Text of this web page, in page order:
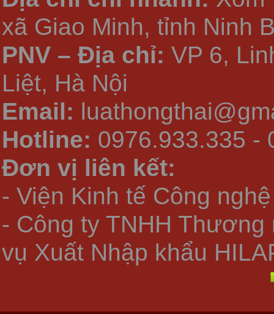
xã Giao Minh, tỉnh Ninh
PNV – Địa chỉ: VP 6,
Liệt, Hà Nội
Email:
Hotline: 0976.933.335 -
Đơn vị liên kết:
- Viện Kinh tế Công
- Công ty TNHH Thương
vụ Xuất Nhập khẩu